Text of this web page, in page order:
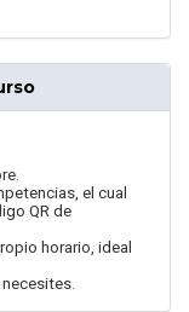
el cual
QR de
horario, ideal